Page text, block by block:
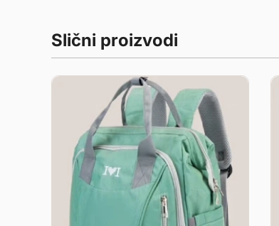
Slični proizvodi